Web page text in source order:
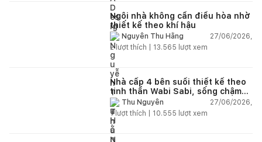
Ngôi nhà không cần điều hòa nhờ
thiết kế theo khí hậu
Nguyễn Thu Hằng
27/06/2026,
2lượt thích | 13.565 lượt xem
Nhà cấp 4 bên suối thiết kế theo
tinh thần Wabi Sabi, sống chậm
giữa thiên nhiên
Thu Nguyễn
27/06/2026,
1lượt thích | 10.555 lượt xem